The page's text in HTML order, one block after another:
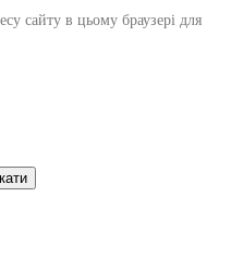
сайту в цьому браузері для